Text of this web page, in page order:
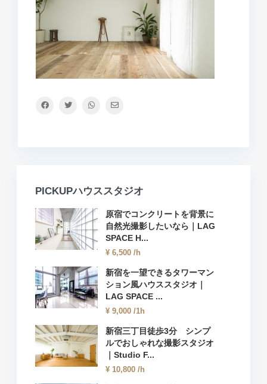
PICKUPハウススタジオ
原宿でコンクリートを背景に
自然光撮影したいなら｜LAG
SPACE H...
¥ 6,500 /h
新宿を一望できるタワーマン
ション風ハウススタジオ｜
LAG SPACE ...
¥ 9,000 /1h
新宿三丁目徒歩3分 シンプ
ルでおしゃれな撮影スタジオ
｜Studio F...
¥ 10,800 /h